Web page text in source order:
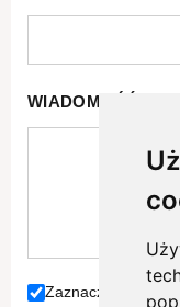
WIADOMOŚĆ
Zaznacz jeżeli